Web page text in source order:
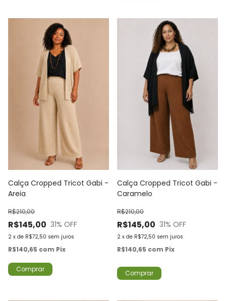
Calça Cropped Tricot Gabi -
Areia
R$145,00
R$210,00
31% OFF
2 x de R$72,50 sem juros
R$140,65 com Pix
Comprar
Calça Cropped Tricot Gabi -
Caramelo
R$145,00
R$210,00
31% OFF
2 x de R$72,50 sem juros
R$140,65 com Pix
Comprar